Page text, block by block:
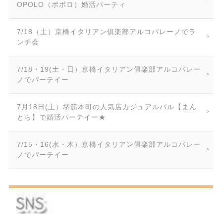
OPOLO（ポポロ）婚活パーティ
7/18（土）京橋イタリアン俱楽部アルコバレーノでラ
ンチ会
7/18・19(土・日）京橋イタリアン俱楽部アルコバレー
ノでパーテイー
7月18日(土）堺筋本町の人気店カジュアルバル【まん
とら】で婚活パーテイー★
7/15・16(水・木）京橋イタリアン俱楽部アルコバレー
ノでパーテイー